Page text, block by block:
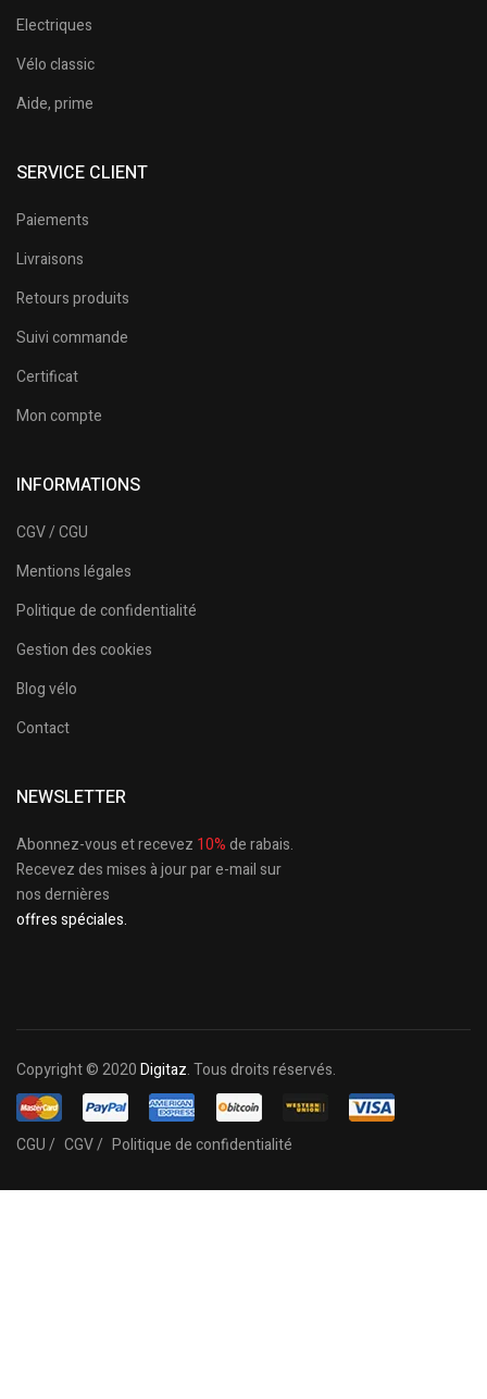
Electriques
Vélo classic
Aide, prime
SERVICE CLIENT
Paiements
Livraisons
Retours produits
Suivi commande
Certificat
Mon compte
INFORMATIONS
CGV / CGU
Mentions légales
Politique de confidentialité
Gestion des cookies
Blog vélo
Contact
NEWSLETTER
Abonnez-vous et recevez 10%de rabais.
Recevez des mises à jour par e-mail sur
nos dernières
offres spéciales.
Copyright © 2020Digitaz. Tous droits réservés.
CGU / CGV / Politique de confidentialité